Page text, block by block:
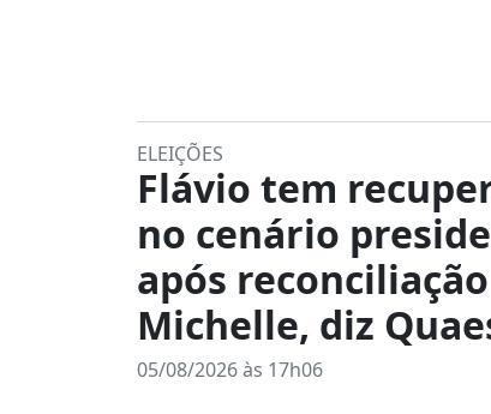
ELEIÇÕES
Flávio tem
no cenário
após
Michelle, diz
05/08/2026 às 17h06